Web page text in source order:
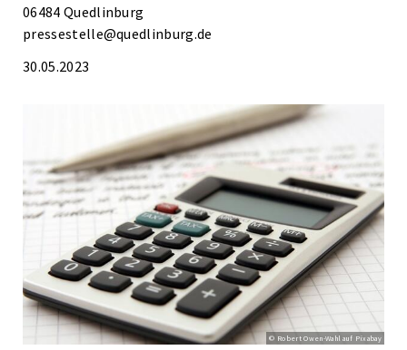
06484 Quedlinburg
pressestelle@quedlinburg.de
30.05.2023
© Robert Owen-Wahl auf Pixabay